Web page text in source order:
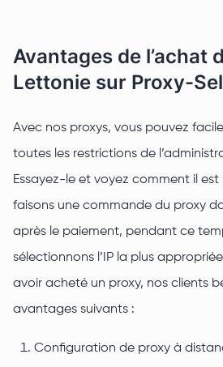
Avantages de l’achat
Lettonie sur Proxy-
Avec nos proxys, vous pouvez
toutes les restrictions de
Essayez-le et voyez comment il
faisons une commande du proxy
après le paiement, pendant ce
sélectionnons l’IP la plus
avoir acheté un proxy, nos clients
avantages suivants :
Configuration de proxy à